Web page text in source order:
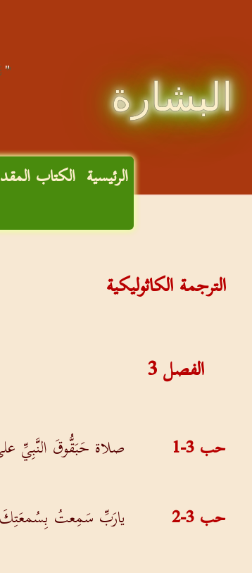
البشارة
"
الرئيسية الكتاب
الترجمة الكاثوليكية
الفصل3
حب 3-1 صلاة حَبَقُّوقَ النَّبِيِّ
حب 3-2 يارَبِّ سَمِعتُ